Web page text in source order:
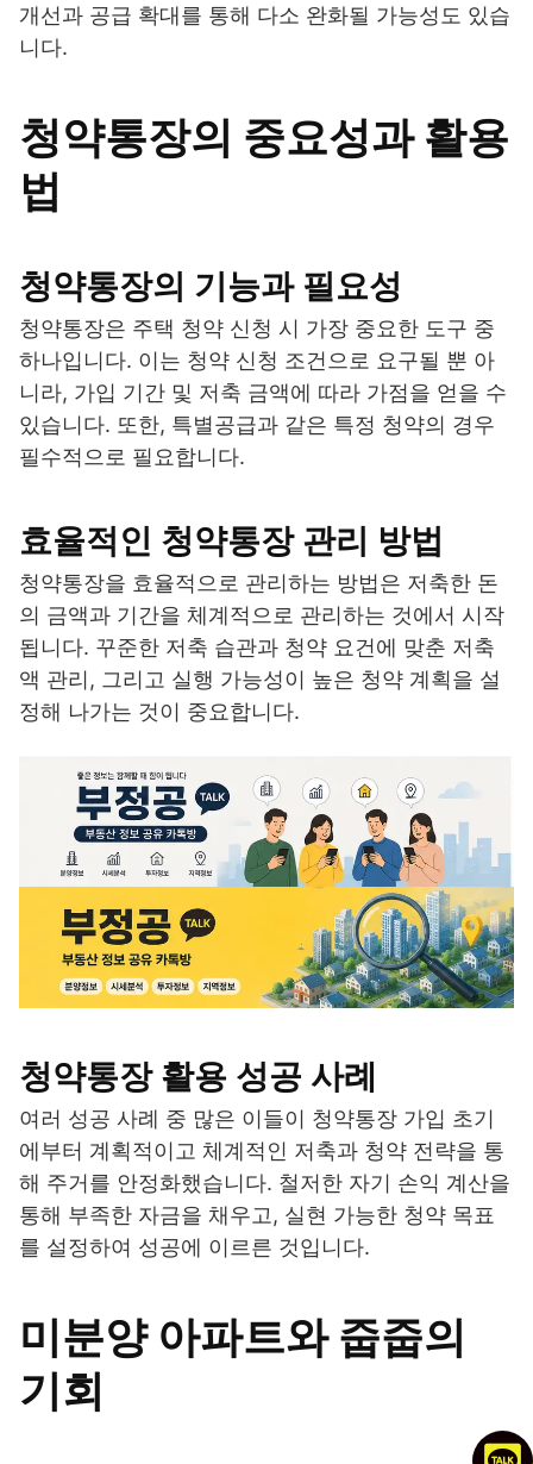
개선과 공급 확대를 통해 다소 완화될 가능성도 있습
니다.
청약통장의 중요성과 활용
법
청약통장의 기능과 필요성
청약통장은 주택 청약 신청 시 가장 중요한 도구 중
하나입니다. 이는 청약 신청 조건으로 요구될 뿐 아
니라, 가입 기간 및 저축 금액에 따라 가점을 얻을 수
있습니다. 또한, 특별공급과 같은 특정 청약의 경우
필수적으로 필요합니다.
효율적인 청약통장 관리 방법
청약통장을 효율적으로 관리하는 방법은 저축한 돈
의 금액과 기간을 체계적으로 관리하는 것에서 시작
됩니다. 꾸준한 저축 습관과 청약 요건에 맞춘 저축
액 관리, 그리고 실행 가능성이 높은 청약 계획을 설
정해 나가는 것이 중요합니다.
청약통장 활용 성공 사례
여러 성공 사례 중 많은 이들이 청약통장 가입 초기
에부터 계획적이고 체계적인 저축과 청약 전략을 통
해 주거를 안정화했습니다. 철저한 자기 손익 계산을
통해 부족한 자금을 채우고, 실현 가능한 청약 목표
를 설정하여 성공에 이르른 것입니다.
미분양 아파트와 줍줍의
기회